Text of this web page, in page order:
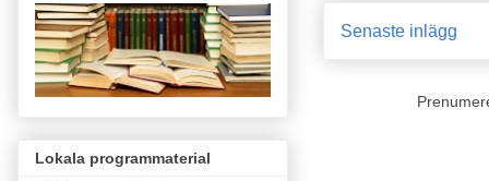
Senaste inlägg
Lokala programmaterial